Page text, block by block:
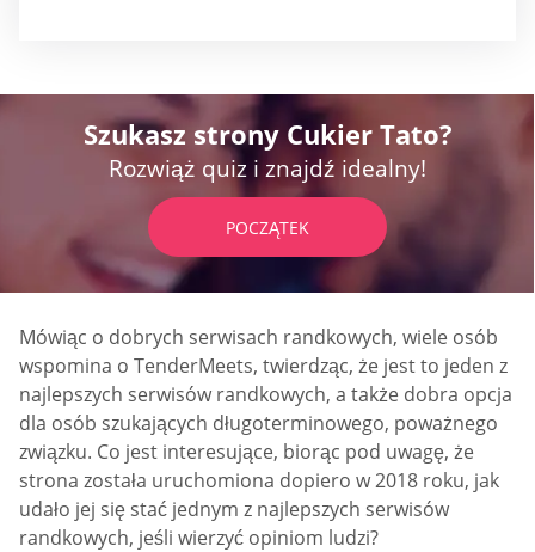
Szukasz strony Cukier Tato?
Rozwiąż quiz i znajdź idealny!
POCZĄTEK
Mówiąc o dobrych serwisach randkowych, wiele osób
wspomina o TenderMeets, twierdząc, że jest to jeden z
najlepszych serwisów randkowych, a także dobra opcja
dla osób szukających długoterminowego, poważnego
związku. Co jest interesujące, biorąc pod uwagę, że
strona została uruchomiona dopiero w 2018 roku, jak
udało jej się stać jednym z najlepszych serwisów
randkowych, jeśli wierzyć opiniom ludzi?